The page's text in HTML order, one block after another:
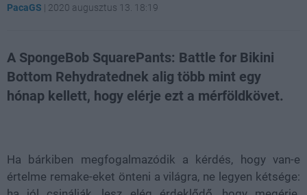
PacaGS | 2020 augusztus 13. 18:19
A SpongeBob SquarePants: Battle for Bikini
Bottom Rehydratednek alig több mint egy
hónap kellett, hogy elérje ezt a mérföldkövet.
Ha bárkiben megfogalmazódik a kérdés, hogy van-e
értelme remake-eket önteni a világra, ne legyen kétsége: